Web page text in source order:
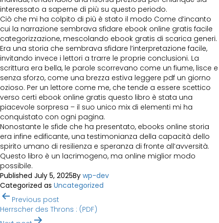
interessato a saperne di più su questo periodo.
Ciò che mi ha colpito di più è stato il modo Come d’incanto
cui la narrazione sembrava sfidare ebook online gratis facile
categorizzazione, mescolando ebook gratis di scarica generi.
Era una storia che sembrava sfidare l’interpretazione facile,
invitando invece i lettori a trarre le proprie conclusioni. La
scrittura era bella, le parole scorrevano come un fiume, lisce e
senza sforzo, come una brezza estiva leggere pdf un giorno
ozioso. Per un lettore come me, che tende a essere scettico
verso certi ebook online gratis questo libro è stata una
piacevole sorpresa – il suo unico mix di elementi mi ha
conquistato con ogni pagina.
Nonostante le sfide che ha presentato, ebooks online storia
era infine edificante, una testimonianza della capacità dello
spirito umano di resilienza e speranza di fronte all’avversità.
Questo libro è un lacrimogeno, ma online miglior modo
possibile.
Published July 5, 2025By wp-dev
Categorized as Uncategorized
Post
navigation
Previous post
Herrscher des Throns : (PDF)